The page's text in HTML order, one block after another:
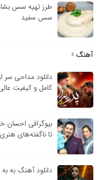
طرز تهیه سس
سس سفید
آهنگ
دانلود مداحی
کامل و کیفیت
بیوگرافی
تا ناگفته‌های هنری
دانلود آهنگ به